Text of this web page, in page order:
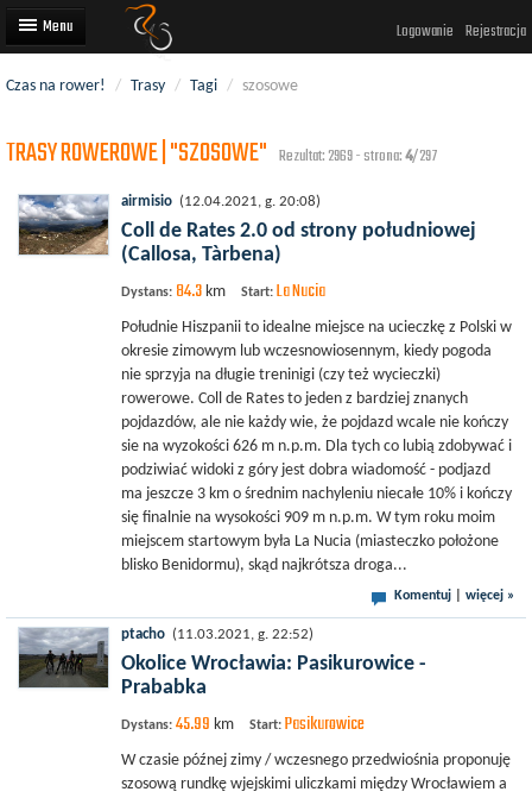
Logowanie Rejestracja
Trasy rowerowe
Wyścigi rowerowe
Użytkownicy
Czas na rower! / Trasy / Tagi / szosowe
TRASY ROWEROWE | "SZOSOWE" Rezultat: 2969 - strona:4/297
airmisio (12.04.2021, g. 20:08)
Coll de Rates 2.0 od strony południowej
(Callosa, Tàrbena)
Dystans: 84.3 km Start: La Nucia
Południe Hiszpanii to idealne miejsce na ucieczkę z Polski w
okresie zimowym lub wczesnowiosennym, kiedy pogoda
nie sprzyja na długie treninigi (czy też wycieczki)
rowerowe. Coll de Rates to jeden z bardziej znanych
pojdazdów, ale nie każdy wie, że pojdazd wcale nie kończy
sie na wyzokości 626 m n.p.m. Dla tych co lubią zdobywać i
podziwiać widoki z góry jest dobra wiadomość - podjazd
ma jeszcze 3 km o średnim nachyleniu niecałe 10% i kończy
się finalnie na wysokości 909 m n.p.m. W tym roku moim
miejscem startowym była La Nucia (miasteczko położone
blisko Benidormu), skąd najkrótsza droga...
Komentuj więcej »
ptacho (11.03.2021, g. 22:52)
Okolice Wrocławia: Pasikurowice -
Prababka
Dystans: 45.99 km Start: Pasikurowice
W czasie późnej zimy / wczesnego przedwiośnia proponuję
szosową rundkę wjejskimi uliczkami między Wrocławiem a